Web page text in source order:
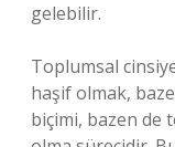
gelebilir.
Toplumsal
haşif olmak,
biçimi, bazen de